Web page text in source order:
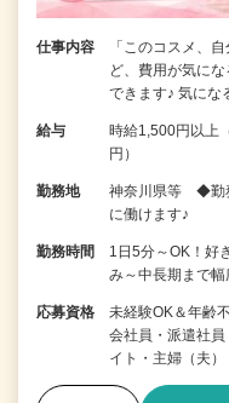
仕事内容
「このコスメ、
ど、費用が気に
できます♪ 気に
給与
時給1,500円以上
円）
勤務地
神奈川県等 ◆勤
に働けます♪
勤務時間
1日5分～OK！好
み～中長期まで
応募資格
未経験OK＆年齢
会社員・派遣社
イト・主婦（夫